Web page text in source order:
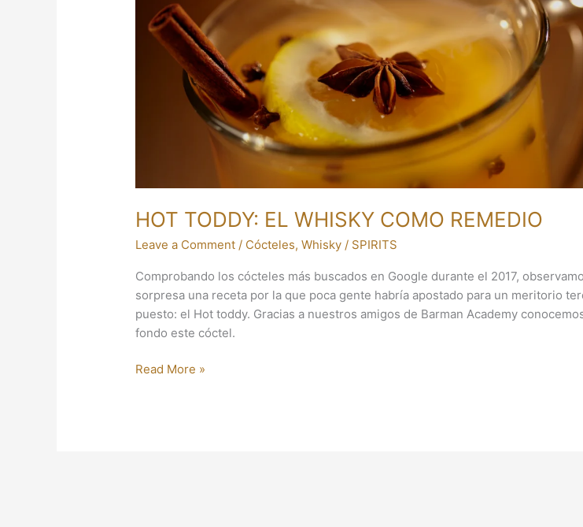
HOT TODDY: EL WHISKY COMO REMEDIO
Leave a Comment / Cócteles,Whisky / SPIRITS
Comprobando los cócteles más buscados en Google durante el 2017,
sorpresa una receta por la que poca gente habría apostado para un meritorio
puesto: el Hot toddy. Gracias a nuestros amigos de Barman Academy
fondo este cóctel.
COMO
REMEDIO
Read More »